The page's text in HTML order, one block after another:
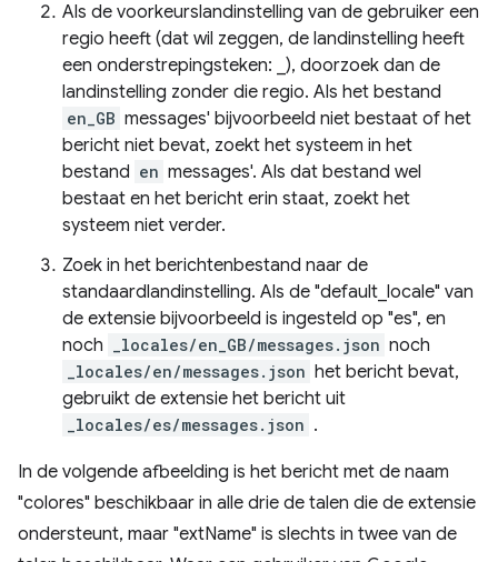
Als de voorkeurslandinstelling van de gebruiker een
regio heeft (dat wil zeggen, de landinstelling heeft
een onderstrepingsteken: _), doorzoek dan de
landinstelling zonder die regio. Als het bestand
en_GB messages' bijvoorbeeld niet bestaat of het
bericht niet bevat, zoekt het systeem in het
bestand en messages'. Als dat bestand wel
bestaat en het bericht erin staat, zoekt het
systeem niet verder.
Zoek in het berichtenbestand naar de
standaardlandinstelling. Als de "default_locale" van
de extensie bijvoorbeeld is ingesteld op "es", en
noch
_locales/en_GB/messages.json noch
_locales/en/messages.json het bericht bevat,
gebruikt de extensie het bericht uit
_locales/es/messages.json .
In de volgende afbeelding is het bericht met de naam
"colores" beschikbaar in alle drie de talen die de extensie
ondersteunt, maar "extName" is slechts in twee van de